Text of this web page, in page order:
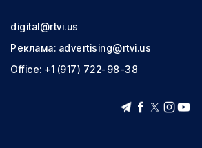
digital@rtvi.us
Реклама: advertising@rtvi.us
Office: +1 (917) 722-98-38